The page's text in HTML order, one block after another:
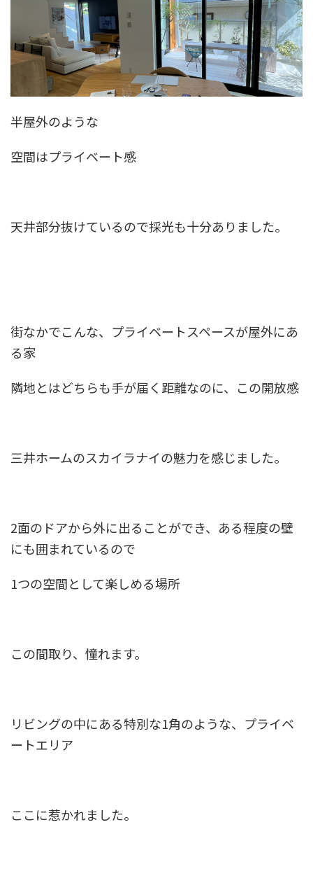
半屋外のような
空間はプライベート感
天井部分抜けているので採光も十分ありました。
街なかでこんな、プライベートスペースが屋外にあ
る家
隣地とはどちらも手が届く距離なのに、この開放感
三井ホームのスカイラナイの魅力を感じました。
2面のドアから外に出ることができ、ある程度の壁
にも囲まれているので
1つの空間として楽しめる場所
この間取り、憧れます。
リビングの中にある特別な1角のような、プライベ
ートエリア
ここに惹かれました。